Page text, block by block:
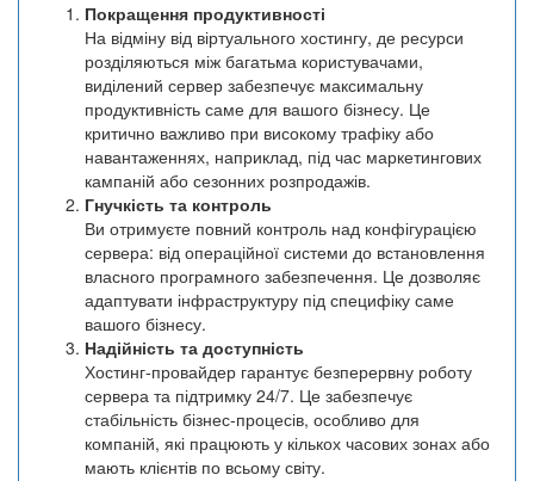
Покращення продуктивності
На відміну від віртуального хостингу, де ресурси
розділяються між багатьма користувачами,
виділений сервер забезпечує максимальну
продуктивність саме для вашого бізнесу. Це
критично важливо при високому трафіку або
навантаженнях, наприклад, під час маркетингових
кампаній або сезонних розпродажів.
Гнучкість та контроль
Ви отримуєте повний контроль над конфігурацією
сервера: від операційної системи до встановлення
власного програмного забезпечення. Це дозволяє
адаптувати інфраструктуру під специфіку саме
вашого бізнесу.
Надійність та доступність
Хостинг-провайдер гарантує безперервну роботу
сервера та підтримку 24/7. Це забезпечує
стабільність бізнес-процесів, особливо для
компаній, які працюють у кількох часових зонах або
мають клієнтів по всьому світу.